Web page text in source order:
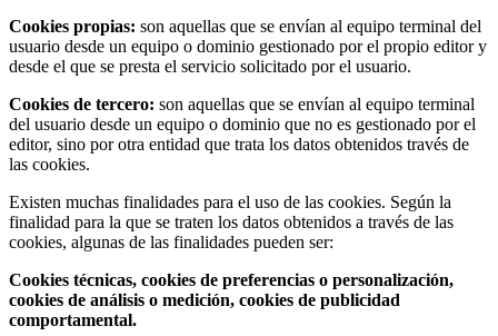
Cookies propias: son aquellas que se envían al equipo terminal del
usuario desde un equipo o dominio gestionado por el propio editor y
desde el que se presta el servicio solicitado por el usuario.
Cookies de tercero: son aquellas que se envían al equipo terminal
del usuario desde un equipo o dominio que no es gestionado por el
editor, sino por otra entidad que trata los datos obtenidos través de
las cookies.
Existen muchas finalidades para el uso de las cookies. Según la
finalidad para la que se traten los datos obtenidos a través de las
cookies, algunas de las finalidades pueden ser:
Cookies técnicas, cookies de preferencias o personalización,
cookies de análisis o medición, cookies de publicidad
comportamental.